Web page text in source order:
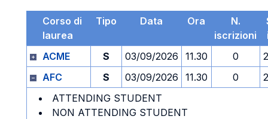
Corso di
laurea
Tipo Data Ora
N.
iscrizioni
ACME
S 03/09/2026 11.30 0
AFC
S 03/09/2026 11.30 0
ATTENDING STUDENT
NON ATTENDING STUDENT